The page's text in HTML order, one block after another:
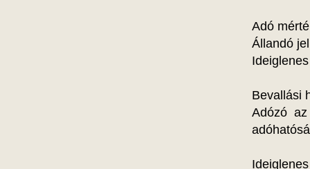
Adó
Állandó
Bevallási
Adózó